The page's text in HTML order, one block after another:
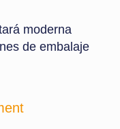
moderna
de embalaje